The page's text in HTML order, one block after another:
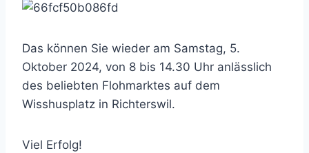
Das können Sie wieder am Samstag, 5.
Oktober 2024, von 8 bis 14.30 Uhr anlässlich
des beliebten Flohmarktes auf dem
Wisshusplatz in Richterswil.
Viel Erfolg!